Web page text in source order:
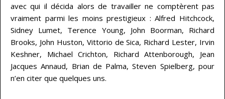
avec qui il décida alors de travailler ne comptèrent pas
vraiment parmi les moins prestigieux : Alfred Hitchcock,
Sidney Lumet, Terence Young, John Boorman, Richard
Brooks, John Huston, Vittorio de Sica, Richard Lester, Irvin
Keshner, Michael Crichton, Richard Attenborough, Jean
Jacques Annaud, Brian de Palma, Steven Spielberg, pour
n’en citer que quelques uns.